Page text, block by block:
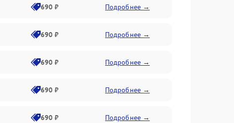
690 ₽ Подробнее →
690 ₽ Подробнее →
690 ₽ Подробнее →
690 ₽ Подробнее →
690 ₽ Подробнее →